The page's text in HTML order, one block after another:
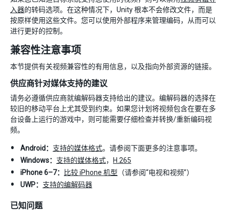
入器的转码选项。在这种情况下，Unity 根本不会修改文件，而是
按原样使用这些文件。您可以使用外部程序来管理编码，从而可以
进行更好的控制。
兼容性注意事项
本节提供有关视频兼容性的有用信息，以及指向外部资源的链接。
供应商针对媒体支持的建议
请务必遵循供应商就编解码器支持给出的建议。编解码器的选择在
较旧的移动平台上尤其受到约束。如果您计划将视频包含在要在多
台设备上运行的游戏中，则可能需要仔细检查并转换/重新编码视
频。
Android： 支持的媒体格式。请参阅下面更多的注意事项。
Windows： 支持的媒体格式，
H.265
iPhone 6–7：
比较 iPhone 机型 （请参阅“电视和视频”）
UWP： 支持的编解码器
已知问题